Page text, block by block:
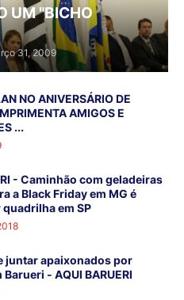
UM "BICHO
31, 2009
NO ANIVERSÁRIO DE
AMIGOS E
...
- Caminhão com geladeiras
a Black Friday em MG é
em SP
juntar apaixonados por
- AQUI BARUERI